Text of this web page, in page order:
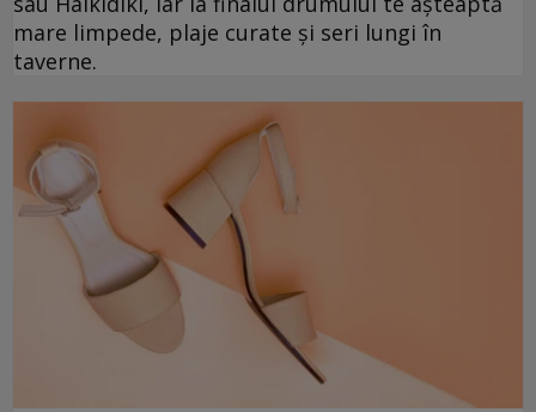
mare limpede, plaje curate și seri lungi în
taverne.